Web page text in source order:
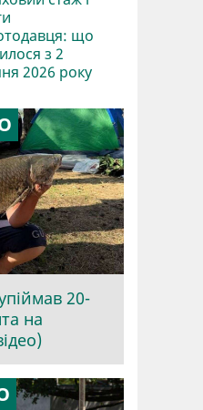
що
з 2
2026 року
20-
на